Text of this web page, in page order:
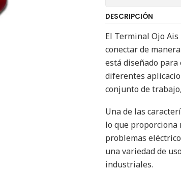
DESCRIPCIÓN
El Terminal Ojo
conectar de
está diseñado para
diferentes
conjunto de
Una de las
lo que proporciona
problemas
una variedad de
industriales.